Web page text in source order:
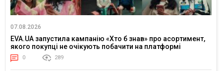
07.08.2026
EVA.UA запустила кампанію «Хто б знав» про асортимент,
якого покупці не очікують побачити на платформі
0 289